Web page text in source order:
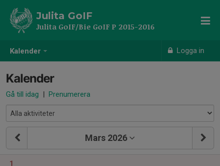
Kalender Logga in
Julita GoIF
Julita GoIF/Bie GoIF P 2015-2016
Kalender
Gå till idag | Prenumerera
Mars 2026
1